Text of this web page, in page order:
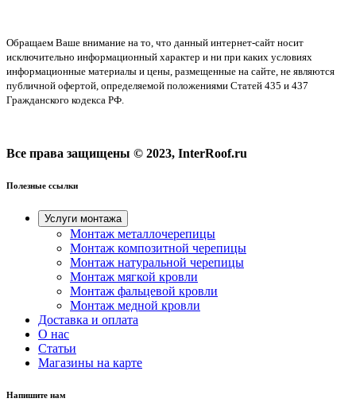
Обращаем Ваше внимание на то, что данный интернет-сайт носит
исключительно информационный характер и ни при каких условиях
информационные материалы и цены, размещенные на сайте, не являются
публичной офертой, определяемой положениями Статей 435 и 437
Гражданского кодекса РФ.
Все права защищены © 2023, InterRoof.ru
Полезные ссылки
Услуги монтажа
Монтаж металлочерепицы
Монтаж композитной черепицы
Монтаж натуральной черепицы
Монтаж мягкой кровли
Монтаж фальцевой кровли
Монтаж медной кровли
Доставка и оплата
О нас
Cтатьи
Магазины на карте
Напишите нам